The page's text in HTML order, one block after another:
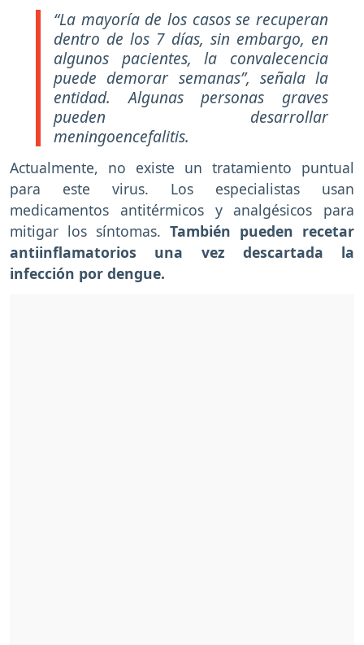
“La mayoría de los casos se recuperan
dentro de los 7 días, sin embargo, en
algunos pacientes, la convalecencia
puede demorar semanas”, señala la
entidad. Algunas personas graves
pueden desarrollar
meningoencefalitis.
Actualmente, no existe un tratamiento puntual
para este virus. Los especialistas usan
medicamentos antitérmicos y analgésicos para
mitigar los síntomas. También pueden recetar
antiinflamatorios una vez descartada la
infección por dengue.